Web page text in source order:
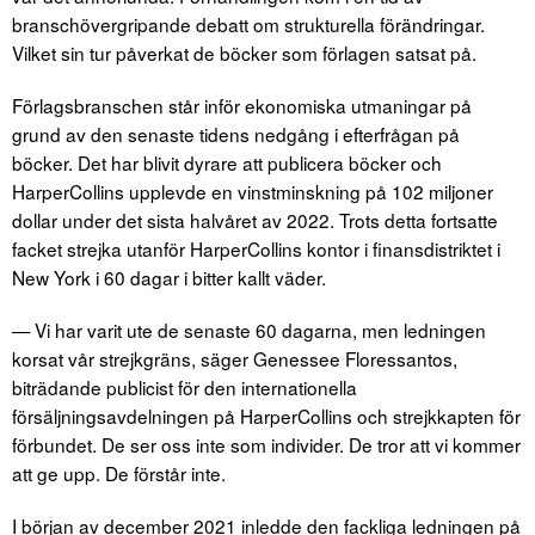
branschövergripande debatt om strukturella förändringar.
Vilket sin tur påverkat de böcker som förlagen satsat på.
Förlagsbranschen står inför ekonomiska utmaningar på
grund av den senaste tidens nedgång i efterfrågan på
böcker. Det har blivit dyrare att publicera böcker och
HarperCollins upplevde en vinstminskning på 102 miljoner
dollar under det sista halvåret av 2022. Trots detta fortsatte
facket strejka utanför HarperCollins kontor i finansdistriktet i
New York i 60 dagar i bitter kallt väder.
— Vi har varit ute de senaste 60 dagarna, men ledningen
korsat vår strejkgräns, säger Genessee Floressantos,
biträdande publicist för den internationella
försäljningsavdelningen på HarperCollins och strejkkapten för
förbundet. De ser oss inte som individer. De tror att vi kommer
att ge upp. De förstår inte.
I början av december 2021 inledde den fackliga ledningen på